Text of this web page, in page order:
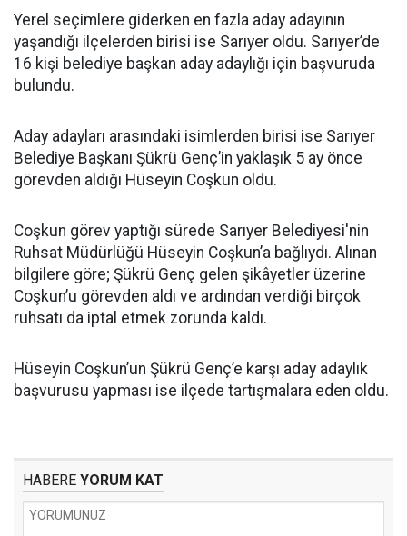
Yerel seçimlere giderken en fazla aday adayının
yaşandığı ilçelerden birisi ise Sarıyer oldu. Sarıyer’de
16 kişi belediye başkan aday adaylığı için başvuruda
bulundu.
Aday adayları arasındaki isimlerden birisi ise Sarıyer
Belediye Başkanı Şükrü Genç’in yaklaşık 5 ay önce
görevden aldığı Hüseyin Coşkun oldu.
Coşkun görev yaptığı sürede Sarıyer Belediyesi'nin
Ruhsat Müdürlüğü Hüseyin Coşkun’a bağlıydı. Alınan
bilgilere göre; Şükrü Genç gelen şikâyetler üzerine
Coşkun’u görevden aldı ve ardından verdiği birçok
ruhsatı da iptal etmek zorunda kaldı.
Hüseyin Coşkun’un Şükrü Genç’e karşı aday adaylık
başvurusu yapması ise ilçede tartışmalara eden oldu.
HABERE YORUM KAT